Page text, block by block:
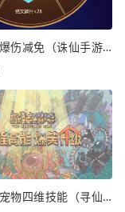
诛仙手游爆伤减免（诛仙手游爆伤减免重要吗）
寻仙手游宠物四维技能（寻仙手游宠物四维技能怎么升级）